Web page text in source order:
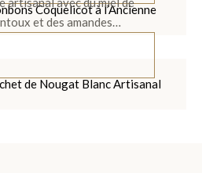
et des amandes…